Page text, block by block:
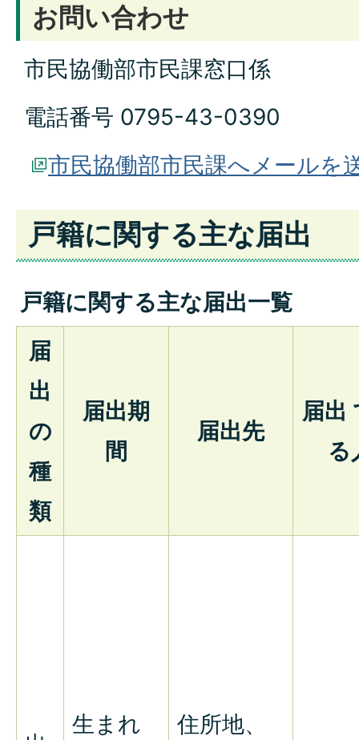
お問い合わせ
市民協働部市民課窓口係
電話番号 0795-43-0390
市民協働部市民課へメールを
戸籍に関する主な届出
戸籍に関する主な届出一覧
届
出
の
種
類
届出期
間
届出先
届出
る
生まれ 住所地、